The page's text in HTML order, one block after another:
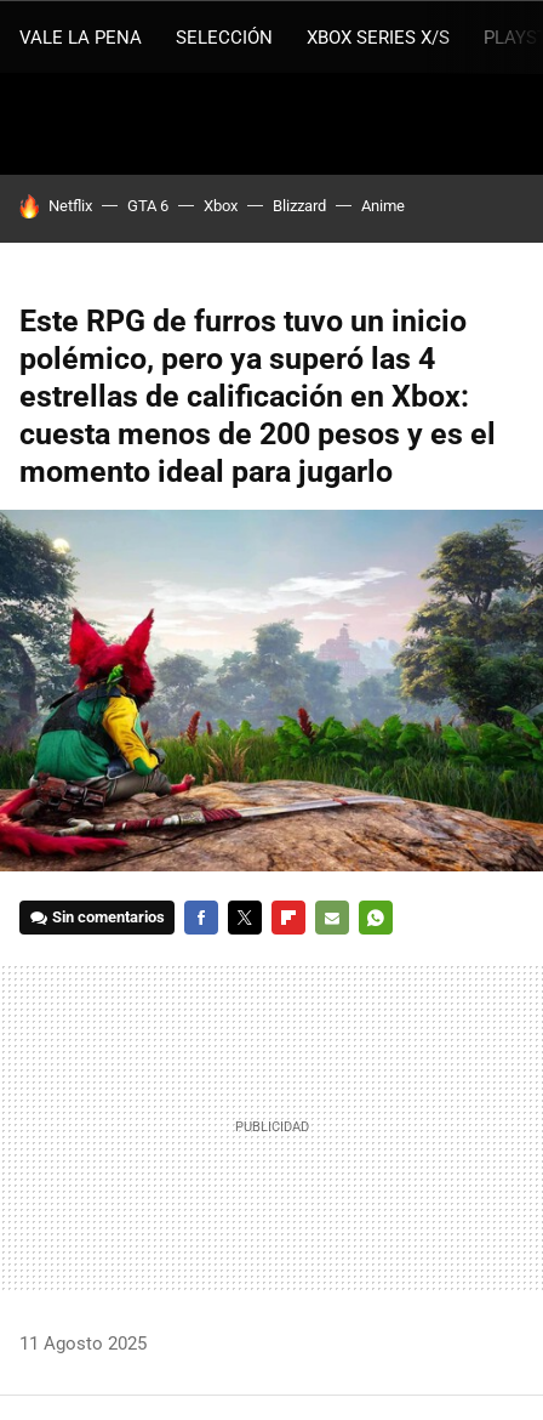
VALE LA PENA SELECCIÓN XBOX SERIES X/S
HOY SE HABLA DE
Netflix GTA 6 Xbox Blizzard Anime
Este RPG de furros tuvo un inicio
polémico, pero ya superó las 4
estrellas de calificación en Xbox:
cuesta menos de 200 pesos y es el
momento ideal para jugarlo
Sin comentarios
MAIL
11 Agosto 2025